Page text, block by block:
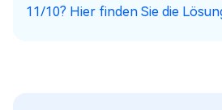
11/10? Hier finden Sie die